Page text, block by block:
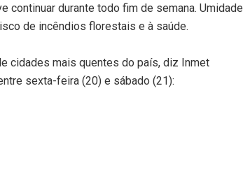
continuar durante todo fim de semana. Umidade
de incêndios florestais e à saúde.
cidades mais quentes do país, diz Inmet
sexta-feira (20) e sábado (21):